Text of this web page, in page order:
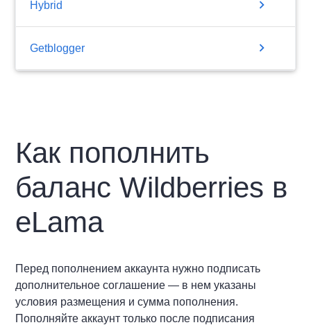
Hybrid chevron_right
Getblogger chevron_right
Как пополнить
баланс Wildberries в
eLama
Перед пополнением аккаунта нужно подписать
дополнительное соглашение — в нем указаны
условия размещения и сумма пополнения.
Пополняйте аккаунт только после подписания